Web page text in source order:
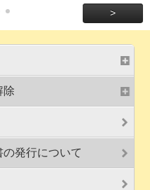
>
除
発行について